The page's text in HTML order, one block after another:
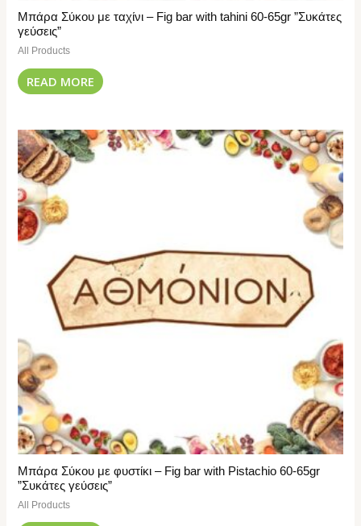
Μπάρα Σύκου με ταχίνι – Fig bar with tahini 60-65gr ”Συκάτες
γεύσεις”
All Products
READ MORE
Μπάρα Σύκου με φυστίκι – Fig bar with Pistachio 60-65gr
”Συκάτες γεύσεις”
All Products